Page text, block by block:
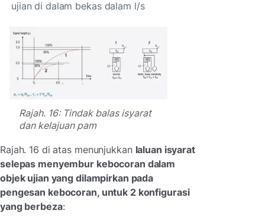
ujian di dalam bekas dalam l/s
Rajah. 16: Tindak balas isyarat
dan kelajuan pam
Rajah. 16 di atas menunjukkan laluan isyarat
selepas menyembur kebocoran dalam
objek ujian yang dilampirkan pada
pengesan kebocoran, untuk 2 konfigurasi
yang berbeza: